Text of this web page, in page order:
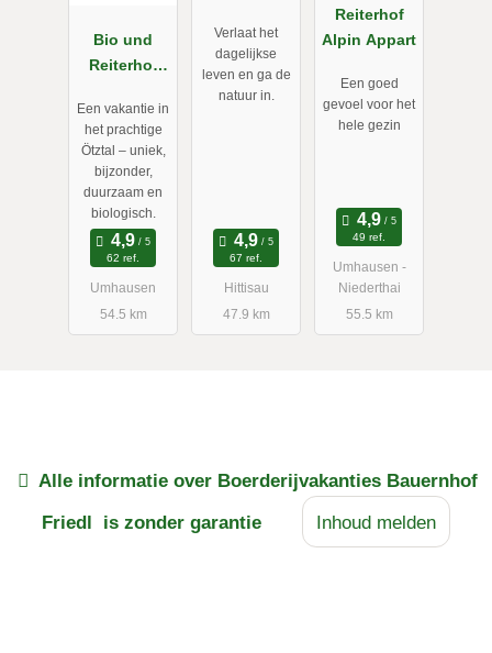
Bio und
Reiterhof
Veitenhof
Een vakantie in
het prachtige
Ötztal – uniek,
bijzonder,
duurzaam en
biologisch.
62 ref.
Umhausen
54.5 km
Verlaat het
dagelijkse
leven en ga de
natuur in.
67 ref.
Hittisau
47.9 km
Reiterhof
Alpin Appart
Een goed
gevoel voor het
hele gezin
49 ref.
Umhausen -
Niederthai
55.5 km
Alle informatie over Boerderijvakanties Bauernhof
Friedl is zonder garantie Inhoud melden